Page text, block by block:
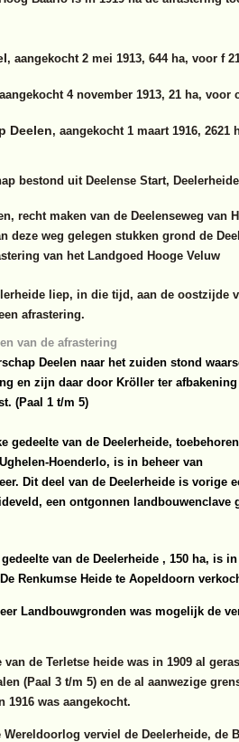
, aangekocht 2 mei 1913, 644 ha, voor f
4 november 1913, 21 ha, voor
Deelen, aangekocht 1 maart 1916,
bestond uit Deelense Start,
recht maken van de Deelenseweg
deze weg gelegen stukken grond de
van het Landgoed Hooge Veluw
liep, in die tijd, aan de oostzijde
afrastering.
van de afrastering
Deelen naar het zuiden stond
en zijn daar door Kröller ter
(Paal 1 t/m 5)
gedeelte van de Deelerheide,
Hoenderlo, is in beheer van
Dit deel van de Deelerheide is vorige
een ontgonnen landbouwenclave
van de Deelerheide , 150 ha, is
Renkumse Heide te Aopeldoorn
Landbouwgronden was mogelijk de
van de Terletse heide was in 1909 al
(Paal 3 t/m 5) en de al aanwezige
1916 was aangekocht.
Wereldoorlog verviel de Deelerheide, de